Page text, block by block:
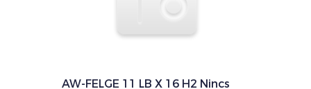
AW-FELGE 11 LB X 16 H2 Nincs